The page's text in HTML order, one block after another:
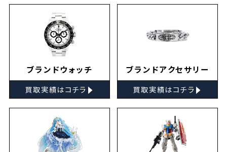
ブランドウォッチ
買取実績はコチラ ▸
ブランドアクセサリー
買取実績はコチラ ▸